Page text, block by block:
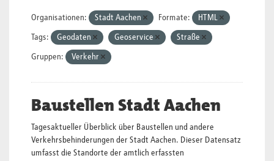
Organisationen: Stadt Aachen Formate: HTML
Tags: Geodaten Geoservice Straße
Gruppen: Verkehr
Baustellen Stadt Aachen
Tagesaktueller Überblick über Baustellen und andere
Verkehrsbehinderungen der Stadt Aachen. Dieser Datensatz
umfasst die Standorte der amtlich erfassten